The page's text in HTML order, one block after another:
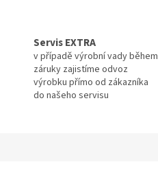
Servis EXTRA
v případě výrobní vady během
záruky zajistíme odvoz
výrobku přímo od zákazníka
do našeho servisu